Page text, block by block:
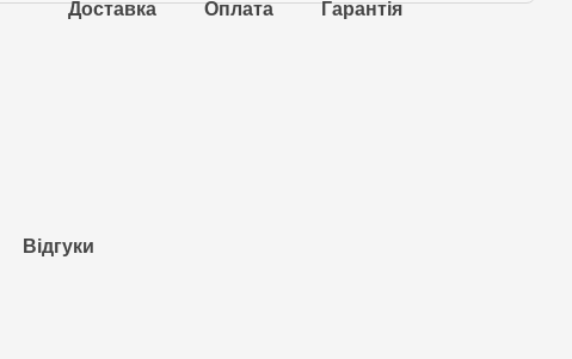
Доставка
Оплата Гарантія
Відгуки